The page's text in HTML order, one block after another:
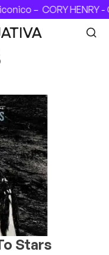
– CORY HENRY
Stars